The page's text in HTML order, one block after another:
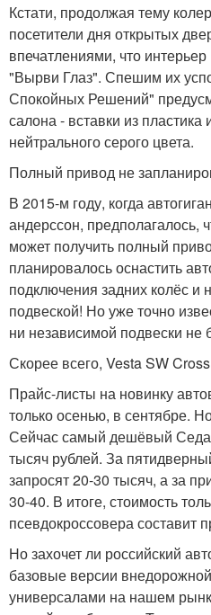
Кстати, продолжая тему
посетители дня открытых
впечатлениями, что
"Вырви Глаз". Спешим их
Спокойных Решений"
салона - вставки из пластика
нейтрального серого цвета.
Полный привод не
В 2015-м году, когда
андерссон, предполагалось,
может получить полный
планировалось оснастить
подключения задних колёс и
подвеской! Но уже точно
ни независимой подвески не
Скорее всего, Vesta SW Cross
Прайс-листы на новинку
только осенью, в сентябре.
Сейчас самый дешёвый
тысяч рублей. За
запросят 20-30 тысяч, а за
30-40. В итоге, стоимость
псевдокроссовера составит
Но захочет ли российский
базовые версии
универсалами на нашем